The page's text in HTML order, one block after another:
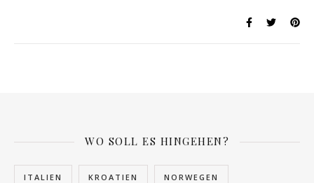
WO SOLL ES HINGEHEN?
ITALIEN KROATIEN NORWEGEN